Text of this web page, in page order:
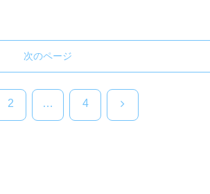
次のページ
2 … 4 次